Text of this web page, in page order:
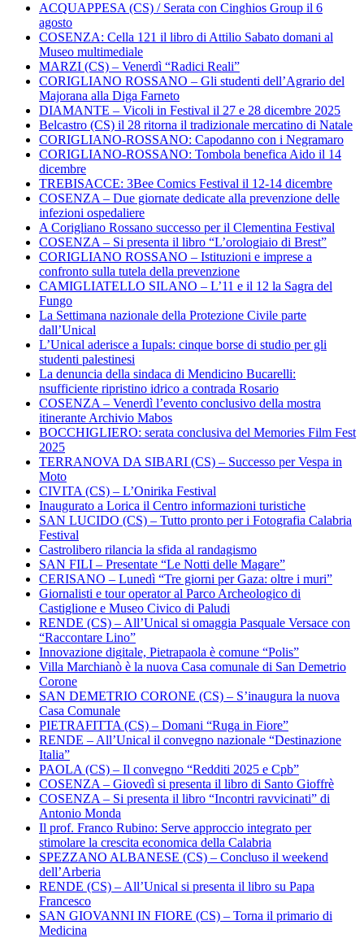
ACQUAPPESA (CS) / Serata con Cinghios Group il 6
agosto
COSENZA: Cella 121 il libro di Attilio Sabato domani al
Museo multimediale
MARZI (CS) – Venerdì “Radici Reali”
CORIGLIANO ROSSANO – Gli studenti dell’Agrario del
Majorana alla Diga Farneto
DIAMANTE – Vicoli in Festival il 27 e 28 dicembre 2025
Belcastro (CS) il 28 ritorna il tradizionale mercatino di Natale
CORIGLIANO-ROSSANO: Capodanno con i Negramaro
CORIGLIANO-ROSSANO: Tombola benefica Aido il 14
dicembre
TREBISACCE: 3Bee Comics Festival il 12-14 dicembre
COSENZA – Due giornate dedicate alla prevenzione delle
infezioni ospedaliere
A Corigliano Rossano successo per il Clementina Festival
COSENZA – Si presenta il libro “L’orologiaio di Brest”
CORIGLIANO ROSSANO – Istituzioni e imprese a
confronto sulla tutela della prevenzione
CAMIGLIATELLO SILANO – L’11 e il 12 la Sagra del
Fungo
La Settimana nazionale della Protezione Civile parte
dall’Unical
L’Unical aderisce a Iupals: cinque borse di studio per gli
studenti palestinesi
La denuncia della sindaca di Mendicino Bucarelli:
nsufficiente ripristino idrico a contrada Rosario
COSENZA – Venerdì l’evento conclusivo della mostra
itinerante Archivio Mabos
BOCCHIGLIERO: serata conclusiva del Memories Film Fest
2025
TERRANOVA DA SIBARI (CS) – Successo per Vespa in
Moto
CIVITA (CS) – L’Onirika Festival
Inaugurato a Lorica il Centro informazioni turistiche
SAN LUCIDO (CS) – Tutto pronto per i Fotografia Calabria
Festival
Castrolibero rilancia la sfida al randagismo
SAN FILI – Presentate “Le Notti delle Magare”
CERISANO – Lunedì “Tre giorni per Gaza: oltre i muri”
Giornalisti e tour operator al Parco Archeologico di
Castiglione e Museo Civico di Paludi
RENDE (CS) – All’Unical si omaggia Pasquale Versace con
“Raccontare Lino”
Innovazione digitale, Pietrapaola è comune “Polis”
Villa Marchianò è la nuova Casa comunale di San Demetrio
Corone
SAN DEMETRIO CORONE (CS) – S’inaugura la nuova
Casa Comunale
PIETRAFITTA (CS) – Domani “Ruga in Fiore”
RENDE – All’Unical il convegno nazionale “Destinazione
Italia”
PAOLA (CS) – Il convegno “Redditi 2025 e Cpb”
COSENZA – Giovedì si presenta il libro di Santo Gioffrè
COSENZA – Si presenta il libro “Incontri ravvicinati” di
Antonio Monda
Il prof. Franco Rubino: Serve approccio integrato per
stimolare la crescita economica della Calabria
SPEZZANO ALBANESE (CS) – Concluso il weekend
dell’Arberia
RENDE (CS) – All’Unical si presenta il libro su Papa
Francesco
SAN GIOVANNI IN FIORE (CS) – Torna il primario di
Medicina